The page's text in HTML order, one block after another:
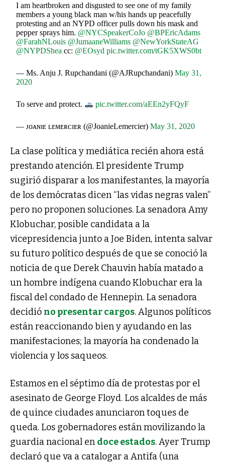
I am heartbroken and disgusted to see one of my family
members a young black man w/his hands up peacefully
protesting and an NYPD officer pulls down his mask and
pepper sprays him. @NYCSpeakerCoJo @BPEricAdams
@FarahNLouis @JumaaneWilliams @NewYorkStateAG
@NYPDShea cc: @EOsyd pic.twitter.com/tGK5XWS0bt
— Ms. Anju J. Rupchandani (@AJRupchandani)May 31,
2020
To serve and protect. pic.twitter.com/aEEn2yFQyF
— ᴊᴏᴀɴɪᴇ ʟᴇᴍᴇʀᴄɪᴇʀ (@JoanieLemercier)May 31, 2020
La clase política y mediática recién ahora está
prestando atención. El presidente Trump
sugirió disparar a los manifestantes, la mayoría
de los demócratas dicen “las vidas negras valen”
pero no proponen soluciones. La senadora Amy
Klobuchar, posible candidata a la
vicepresidencia junto a Joe Biden, intenta salvar
su futuro político después de que se conoció la
noticia de que Derek Chauvin había matado a
un hombre indígena cuando Klobuchar era la
fiscal del condado de Hennepin. La senadora
decidió no presentar cargos. Algunos políticos
están reaccionando bien y ayudando en las
manifestaciones; la mayoría ha condenado la
violencia y los saqueos.
Estamos en el séptimo día de protestas por el
asesinato de George Floyd. Los alcaldes de más
de quince ciudades anunciaron toques de
queda. Los gobernadores están movilizando la
guardia nacional en doce estados.Ayer Trump
declaró que va a catalogar a Antifa (una